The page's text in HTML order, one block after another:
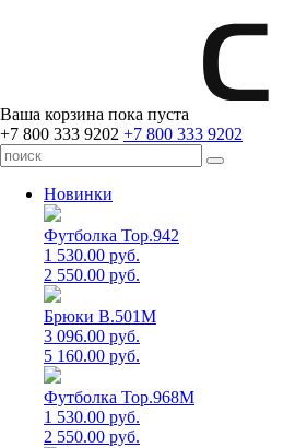
Ваша корзина пока пуста
+7 800 333 9202 +7 800 333 9202
Новинки
Футболка Top.942
1 530.00 руб.
2 550.00 руб.
Брюки B.501M
3 096.00 руб.
5 160.00 руб.
Футболка Top.968M
1 530.00 руб.
2 550.00 руб.